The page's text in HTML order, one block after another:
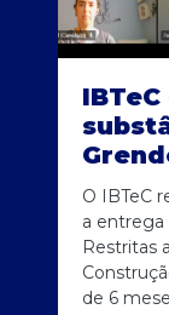
O IBTeC
a entrega
Restritas
de 6